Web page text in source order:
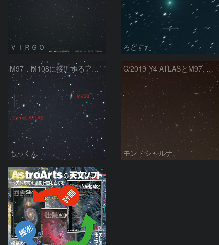
ＶＩＲＧＯ ろどすた
M97，M108に接近するアトラス彗星
もっくん
C/2019 Y4 ATLASとM97, M108の接近
モンドシャルナ
PR